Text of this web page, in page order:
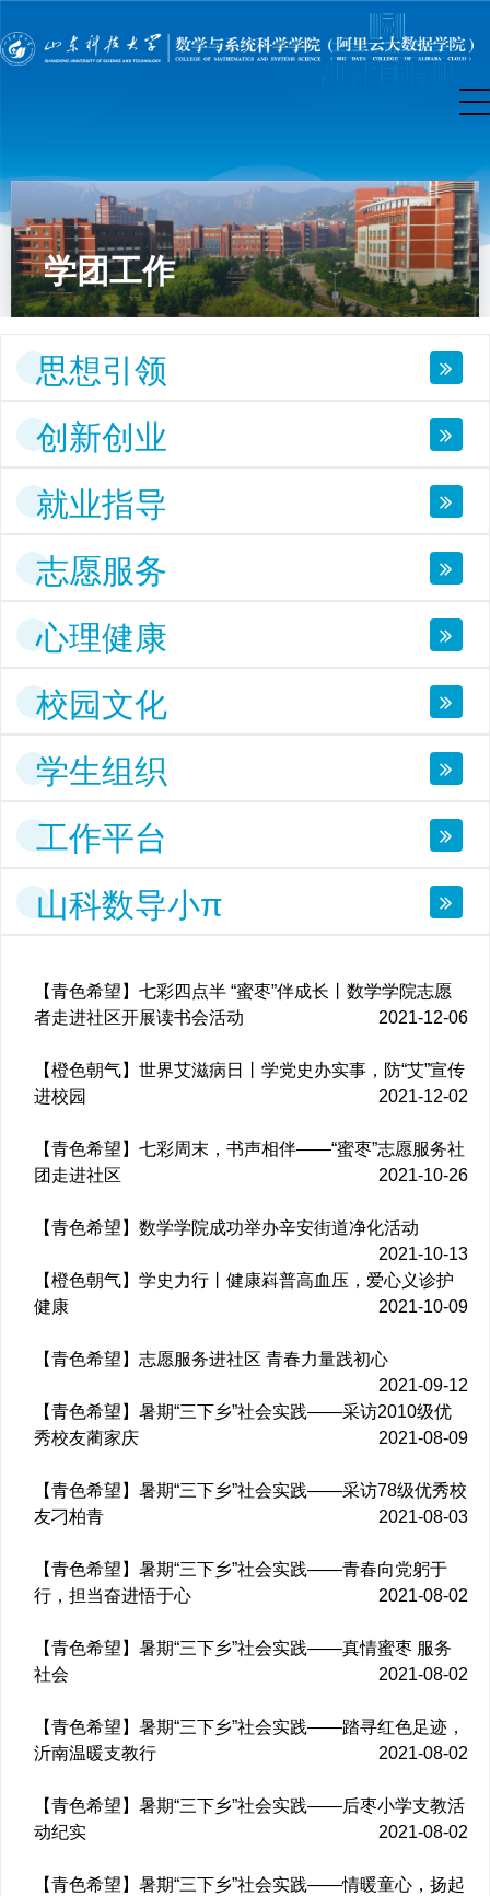
学团工作
思想引领
创新创业
就业指导
志愿服务
心理健康
校园文化
学生组织
工作平台
山科数导小π
【青色希望】七彩四点半 “蜜枣”伴成长丨数学学院志愿
者走进社区开展读书会活动
2021-12-06
【橙色朝气】世界艾滋病日丨学党史办实事，防“艾”宣传
进校园
2021-12-02
【青色希望】七彩周末，书声相伴——“蜜枣”志愿服务社
团走进社区
2021-10-26
【青色希望】数学学院成功举办辛安街道净化活动
2021-10-13
【橙色朝气】学史力行丨健康嵙普高血压，爱心义诊护
健康
2021-10-09
【青色希望】志愿服务进社区 青春力量践初心
2021-09-12
【青色希望】暑期“三下乡”社会实践——采访2010级优
秀校友蔺家庆
2021-08-09
【青色希望】暑期“三下乡”社会实践——采访78级优秀校
友刁柏青
2021-08-03
【青色希望】暑期“三下乡”社会实践——青春向党躬于
行，担当奋进悟于心
2021-08-02
【青色希望】暑期“三下乡”社会实践——真情蜜枣 服务
社会
2021-08-02
【青色希望】暑期“三下乡”社会实践——踏寻红色足迹，
沂南温暖支教行
2021-08-02
【青色希望】暑期“三下乡”社会实践——后枣小学支教活
动纪实
2021-08-02
【青色希望】暑期“三下乡”社会实践——情暖童心，扬起